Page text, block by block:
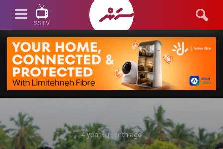
SSTV
SSTV LIVE
4 year 6 month ago